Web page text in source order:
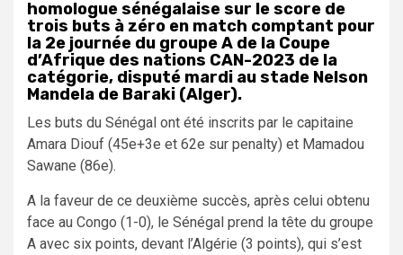
homologue sénégalaise sur le score de
trois buts à zéro en match comptant pour
la 2e journée du groupe A de la Coupe
d’Afrique des nations CAN-2023 de la
catégorie, disputé mardi au stade Nelson
Mandela de Baraki (Alger).
Les buts du Sénégal ont été inscrits par le capitaine
Amara Diouf (45e+3e et 62e sur penalty) et Mamadou
Sawane (86e).
A la faveur de ce deuxième succès, après celui obtenu
face au Congo (1-0), le Sénégal prend la tête du groupe
A avec six points, devant l’Algérie (3 points), qui s’est